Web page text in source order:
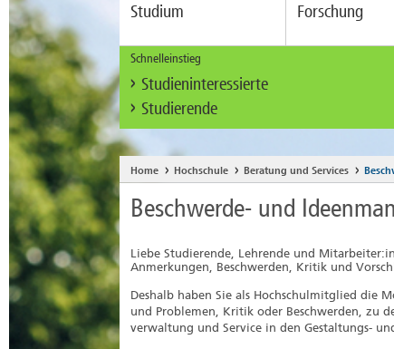
Studium Forschung
Schnelleinstieg
Studieninteressierte
Studierende
Home Hochschule Beratung und Services
Beschwerde- und
Liebe Studierende, Lehrende und
Anmerkungen, Beschwerden, Kritik und
Deshalb haben Sie als Hochschulmitglied die
und Problemen, Kritik oder Beschwerden, zu
verwaltung und Service in den Gestaltungs-